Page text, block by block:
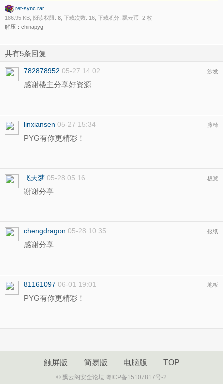
ret-sync.rar
186.95 KB, 阅读权限: 8 , 下载次数: 16, 下载积分: 飘云币 -2 枚
解压：chinapyg
共有5条回复
782878952 05-27 14:02 沙发
感谢楼主分享好资源
linxiansen 05-27 15:34 藤椅
PYG有你更精彩！
飞天梦 05-28 05:16 板凳
谢谢分享
chengdragon 05-28 10:35 报纸
感谢分享
81161097 06-01 19:01 地板
PYG有你更精彩！
触屏版 简易版 电脑版 TOP
© 飘云阁安全论坛 粤ICP备15107817号-2